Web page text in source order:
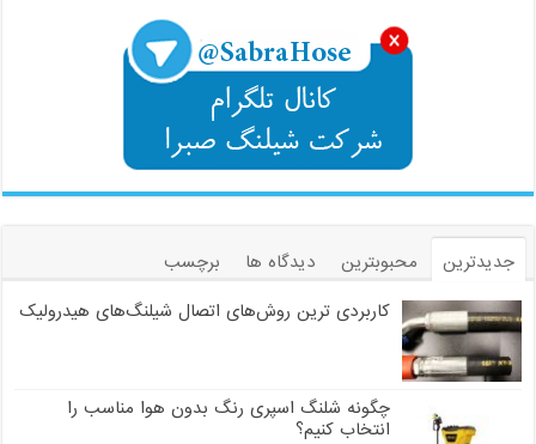
جدیدترین محبوبترین دیدگاه ها
برچسب
کاربردی ترین روش‌های اتصال شیلنگ‌های هیدرولیک
چگونه شلنگ اسپری رنگ بدون هوا مناسب را
انتخاب کنیم؟